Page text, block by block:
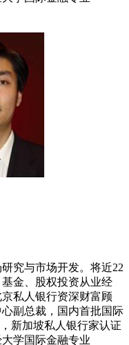
究与市场开发。将近22
金、股权投资从业经
私人银行资深财富顾
副总裁，国内首批国际
新加坡私人银行家认证
学国际金融专业